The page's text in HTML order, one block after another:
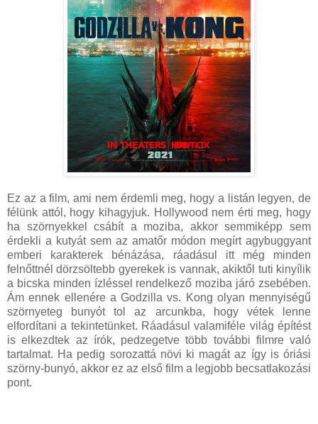
Ez az a film, ami nem érdemli meg, hogy a listán legyen, de
félünk attól, hogy kihagyjuk. Hollywood nem érti meg, hogy
ha szörnyekkel csábít a moziba, akkor semmiképp sem
érdekli a kutyát sem az amatőr módon megírt agybuggyant
emberi karakterek bénázása, ráadásul itt még minden
felnőttnél dörzsöltebb gyerekek is vannak, akiktől tuti kinyílik
a bicska minden ízléssel rendelkező moziba járó zsebében.
Ám ennek ellenére a Godzilla vs. Kong olyan mennyiségű
szörnyeteg bunyót tol az arcunkba, hogy vétek lenne
elfordítani a tekintetünket. Ráadásul valamiféle világ építést
is elkezdtek az írók, pedzegetve több további filmre való
tartalmat. Ha pedig sorozattá növi ki magát az így is óriási
szörny-bunyó, akkor ez az első film a legjobb becsatlakozási
pont.